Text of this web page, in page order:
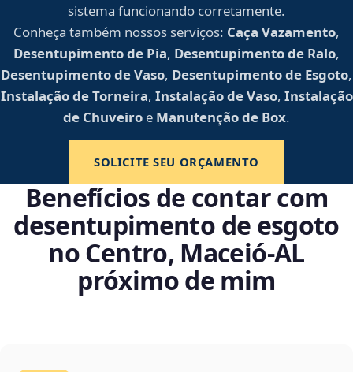
sistema funcionando corretamente.
Conheça também nossos serviços: Caça Vazamento,
Desentupimento de Pia, Desentupimento de Ralo,
Desentupimento de Vaso, Desentupimento de Esgoto,
Instalação de Torneira, Instalação de Vaso, Instalação
de Chuveiro e Manutenção de Box.
SOLICITE SEU ORÇAMENTO
Benefícios de contar com
desentupimento de esgoto
no Centro, Maceió‑AL
próximo de mim